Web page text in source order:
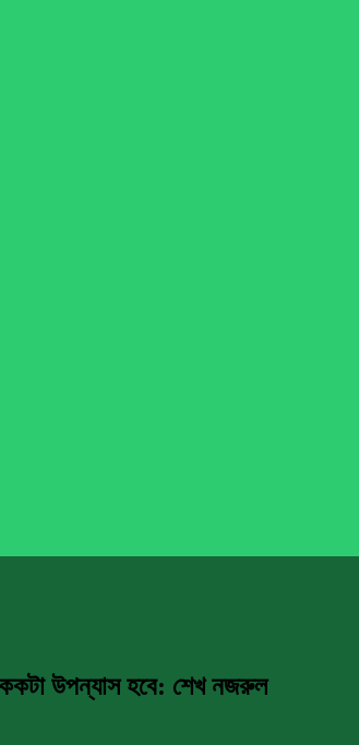
উপন্যাস হবে: শেখ নজরুল